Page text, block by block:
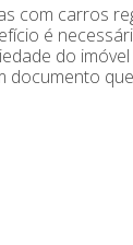
com carros
é
do